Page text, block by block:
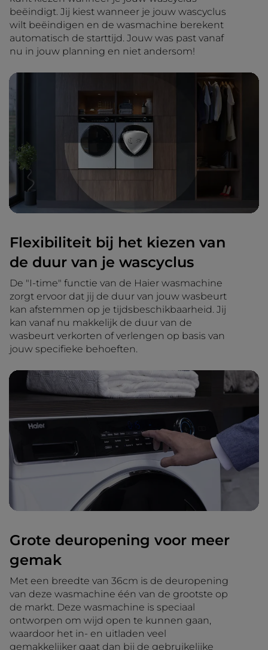
beëindigt. Jij kiest wanneer je jouw wascyclus
wilt beëindigen en de wasmachine berekent
automatisch de starttijd. Jouw was past vanaf
nu in jouw planning en niet andersom!
Flexibiliteit bij het kiezen van
de duur van je wascyclus
De "I-time" functie van de Haier wasmachine
zorgt ervoor dat jij de duur van jouw wasbeurt
kan afstemmen op je tijdsbeschikbaarheid. Jij
kan vanaf nu makkelijk de duur van de
wasbeurt verkorten of verlengen op basis van
jouw specifieke behoeften.
Grote deuropening voor meer
gemak
Met een breedte van 36cm is de deuropening
van deze wasmachine één van de grootste op
de markt. Deze wasmachine is speciaal
ontworpen om wijd open te kunnen gaan,
waardoor het in- en uitladen veel
gemakkelijker gaat dan bij de gebruikelijke